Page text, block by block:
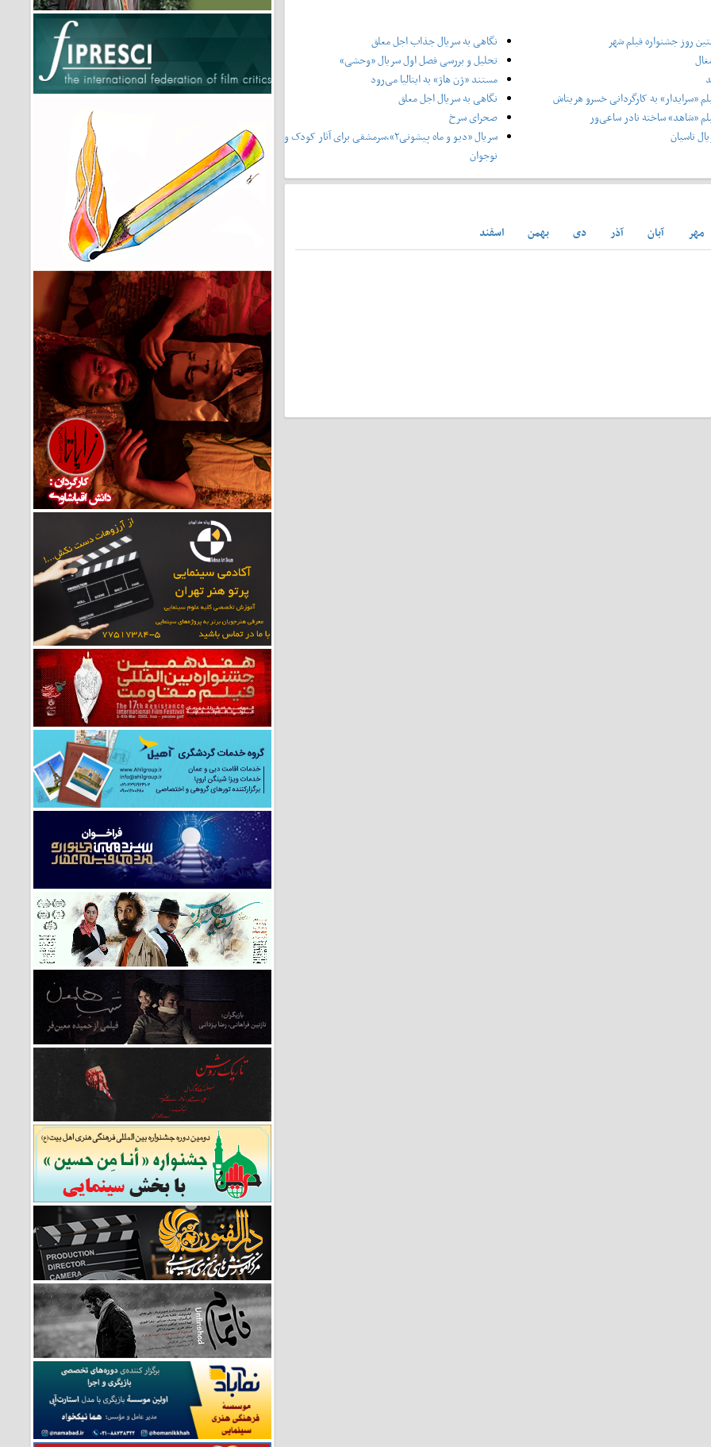
روز جشنواره فیلم شهر
«سرایدار» به کارگردانی خسرو هریتاش
«شاهد» ساخته نادر ساعی‌ور
تاسیان
نگاهی به سریال جذاب اجل معلق
تحلیل و بررسی فصل اول سریال «وحشی»
مستند «ژن هاژ» به ایتالیا می‌رود
نگاهی به سریال اجل معلق
صحرای سرخ
سریال «دیو و ماه پیشونی۲»،سرمشقی برای آثار کودک و
نوجوان
مهر آبان آذر دی بهمن
اسفند